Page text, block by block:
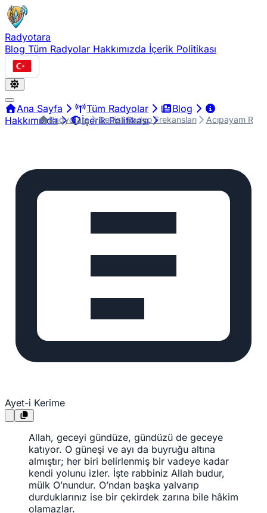
Radyotara
Blog Tüm Radyolar Hakkımızda İçerik Politikası
Türkçe
Ana Sayfa Tüm Radyolar
Blog
Hakkımızda
İçerik Politikası
Radyotara Denizli Radyo Frekansları Acıpayam
Ayet-i Kerime
Allah, geceyi gündüze, gündüzü de geceye
katıyor. O güneşi ve ayı da buyruğu altına
almıştır; her biri belirlenmiş bir vadeye kadar
kendi yolunu izler. İşte rabbiniz Allah budur,
mülk O’nundur. O’ndan başka yalvarıp
durduklarınız ise bir çekirdek zarına bile hâkim
olamazlar.